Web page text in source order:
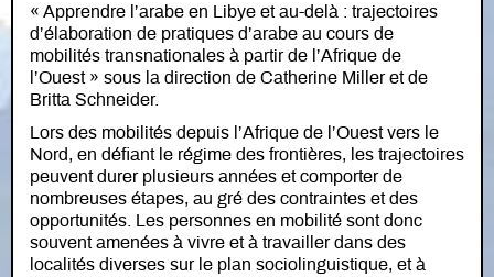
« Apprendre l’arabe en Libye et au-delà : trajectoires
d’élaboration de pratiques d’arabe au cours de
mobilités transnationales à partir de l’Afrique de
l’Ouest » sous la direction de Catherine Miller et de
Britta Schneider.
Lors des mobilités depuis l’Afrique de l’Ouest vers le
Nord, en défiant le régime des frontières, les trajectoires
peuvent durer plusieurs années et comporter de
nombreuses étapes, au gré des contraintes et des
opportunités. Les personnes en mobilité sont donc
souvent amenées à vivre et à travailler dans des
localités diverses sur le plan sociolinguistique, et à